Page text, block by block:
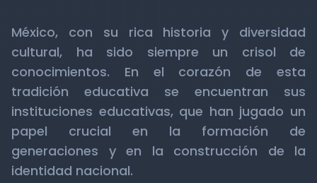
México, con su rica historia y diversidad
cultural, ha sido siempre un crisol de
conocimientos. En el corazón de esta
tradición educativa se encuentran sus
instituciones educativas, que han jugado un
papel crucial en la formación de
generaciones y en la construcción de la
identidad nacional.